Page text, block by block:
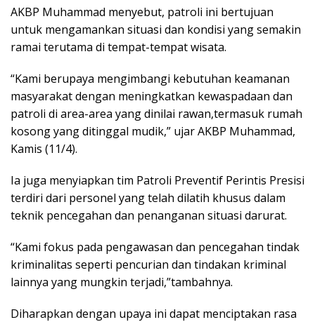
AKBP Muhammad menyebut, patroli ini bertujuan
untuk mengamankan situasi dan kondisi yang semakin
ramai terutama di tempat-tempat wisata.
“Kami berupaya mengimbangi kebutuhan keamanan
masyarakat dengan meningkatkan kewaspadaan dan
patroli di area-area yang dinilai rawan,termasuk rumah
kosong yang ditinggal mudik,” ujar AKBP Muhammad,
Kamis (11/4).
Ia juga menyiapkan tim Patroli Preventif Perintis Presisi
terdiri dari personel yang telah dilatih khusus dalam
teknik pencegahan dan penanganan situasi darurat.
“Kami fokus pada pengawasan dan pencegahan tindak
kriminalitas seperti pencurian dan tindakan kriminal
lainnya yang mungkin terjadi,”tambahnya.
Diharapkan dengan upaya ini dapat menciptakan rasa